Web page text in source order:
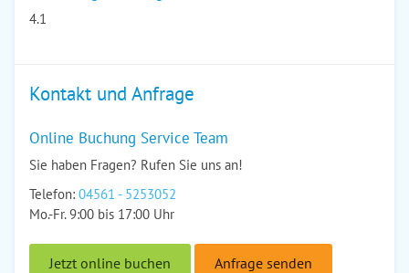
4.1
Kontakt und Anfrage
Online Buchung Service Team
Sie haben Fragen? Rufen Sie uns an!
Telefon: 04561 - 5253052
Mo.-Fr. 9:00 bis 17:00 Uhr
Jetzt online buchen Anfrage senden